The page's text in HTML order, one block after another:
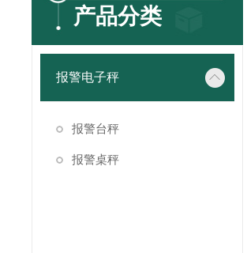
产品分类
报警电子秤
报警台秤
报警桌秤